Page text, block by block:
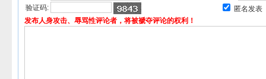
验证码:
匿名发表
发布人身攻击、辱骂性评论者，将被褫夺评论的权利！